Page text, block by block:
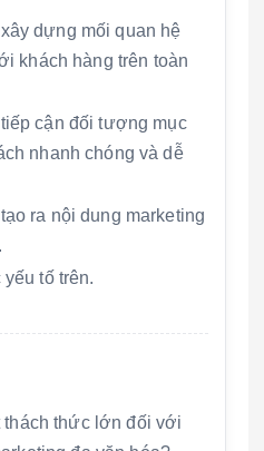
dựng mối quan hệ
khách hàng trên toàn
cận đối tượng mục
nhanh chóng và dễ
ra nội dung marketing
tố trên.
thức lớn đối với